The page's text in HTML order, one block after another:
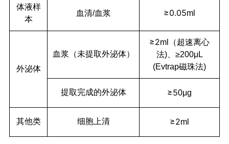
体液样
本
血清/血浆 ≥0.05ml
外泌体
血浆（未提取外泌体）
≥2ml（超速离心
法)、≥200μL
(Evtrap磁珠法)
提取完成的外泌体 ≥50μg
其他类 细胞上清 ≥2ml